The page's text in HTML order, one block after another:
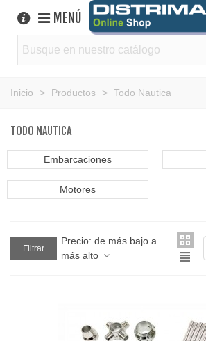
MENÚ
Inicio > Productos > Todo Nautica
TODO NAUTICA
Embarcaciones
Motores
Filtrar
Precio: de más bajo a
más alto